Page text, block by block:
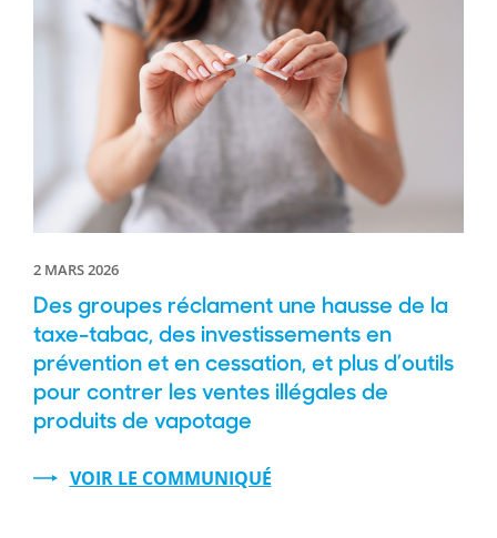
2 MARS 2026
Des groupes réclament une hausse de la
taxe-tabac, des investissements en
prévention et en cessation, et plus d’outils
pour contrer les ventes illégales de
produits de vapotage
VOIR LE COMMUNIQUÉ